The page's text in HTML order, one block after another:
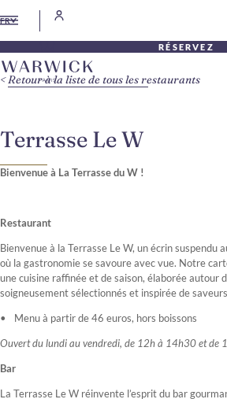
FR
RÉSERVEZ
Terrasse Le W
Bienvenue à La Terrasse du W !
Restaurant
Bienvenue à la Terrasse Le W, un écrin suspendu
où la gastronomie se savoure avec vue. Notre
une cuisine raffinée et de saison, élaborée autour
soigneusement sélectionnés et inspirée de
Menu à partir de 46 euros, hors boissons
Ouvert du lundi au vendredi, de 12h à 14h30 et de
Bar
La Terrasse Le W réinvente l’esprit du bar
Retour à la liste de tous les restaurants